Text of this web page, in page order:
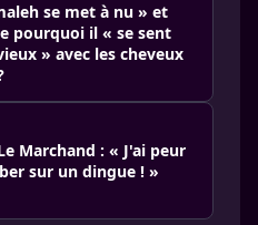
se met à nu » et
pourquoi il « se sent
» avec les cheveux
Marchand : « J'ai peur
sur un dingue ! »